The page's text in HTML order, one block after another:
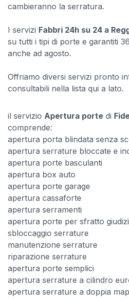
cambieranno la serratura.
I servizi Fabbri 24h su 24 a
su tutti i tipi di porte e garantiti
anche ad agosto.
Offriamo diversi servizi pronto
consultabili nella lista qui a lato.
il servizio Apertura porte di
comprende:
apertura porta blindata senza
apertura serrature bloccate e
apertura porte basculanti
apertura box auto
apertura porte garage
apertura cassaforte
apertura serramenti
apertura porte per sfratto
sbloccaggio serrature
manutenzione serrature
riparazione serrature
apertura porte semplici
apertura serrature a cilindro
apertura serrature a doppia